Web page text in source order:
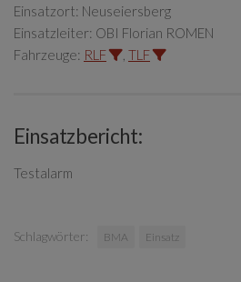
Einsatzort: Neuseiersberg
Einsatzleiter: OBI Florian ROMEN
Fahrzeuge: RLF TLF
Einsatzbericht:
Testalarm
Schlagwörter: BMA Einsatz